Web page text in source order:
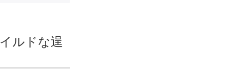
ルドな逞